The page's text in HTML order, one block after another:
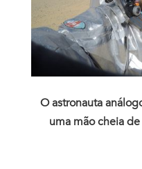
O astronauta
uma mão cheia